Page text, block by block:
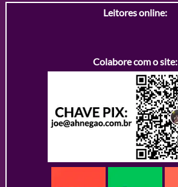
Leitores online:
Colabore com o site: